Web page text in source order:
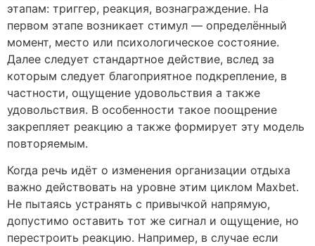
этапам: триггер, реакция, вознаграждение. На
первом этапе возникает стимул — определённый
момент, место или психологическое состояние.
Далее следует стандартное действие, вслед за
которым следует благоприятное подкрепление, в
частности, ощущение удовольствия а также
удовольствия. В особенности такое поощрение
закрепляет реакцию а также формирует эту модель
повторяемым.
Когда речь идёт о изменения организации отдыха
важно действовать на уровне этим циклом Maxbet.
Не пытаясь устранять с привычкой напрямую,
допустимо оставить тот же сигнал и ощущение, но
перестроить реакцию. Например, в случае если